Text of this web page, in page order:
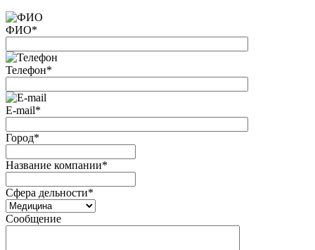
ФИО*
Телефон*
E-mail*
Город*
Название компании*
Сфера дельности*
Сообщение